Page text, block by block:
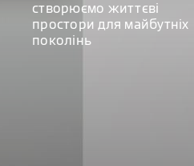
створюємо життєві
простори для майбутніх
поколінь